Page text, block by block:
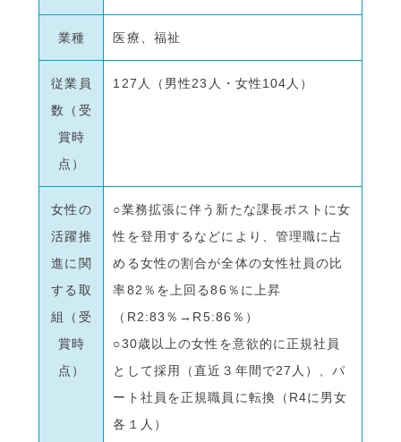
業種 医療、福祉
従業員
数（受
賞時
点）
127人（男性23人・女性104人）
女性の
活躍推
進に関
する取
組（受
賞時
点）
○業務拡張に伴う新たな課長ポストに女
性を登用するなどにより、管理職に占
める女性の割合が全体の女性社員の比
率82％を上回る86％に上昇
（R2:83％→R5:86％）
○30歳以上の女性を意欲的に正規社員
として採用（直近３年間で27人）、パ
ート社員を正規職員に転換（R4に男女
各１人）